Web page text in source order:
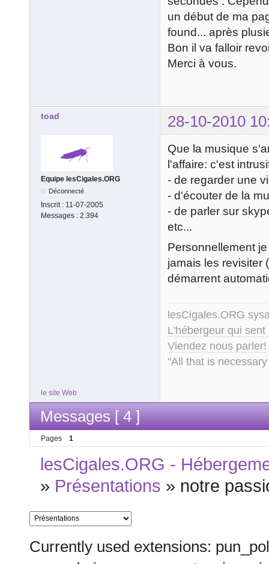
un début de ma
found... après
Bon il va falloir
Merci à vous.
toad 28-10-2010
Equipe lesCigales.ORG
Déconnecté
Inscrit : 11-07-2005
Messages : 2.394
Que la musique
l'affaire: c'est
- de regarder une
- d'écouter de la
- de parler sur
etc...
Personnellement
jamais les revisiter
démarrent
lesCigales.ORG
L'hébergeur qui
Viendez nous parler!
"All that is
le site Web
Messages [ 4 ]
Pages 1
lesCigales.ORG -
» Présentations » notre
Currently used extensions: